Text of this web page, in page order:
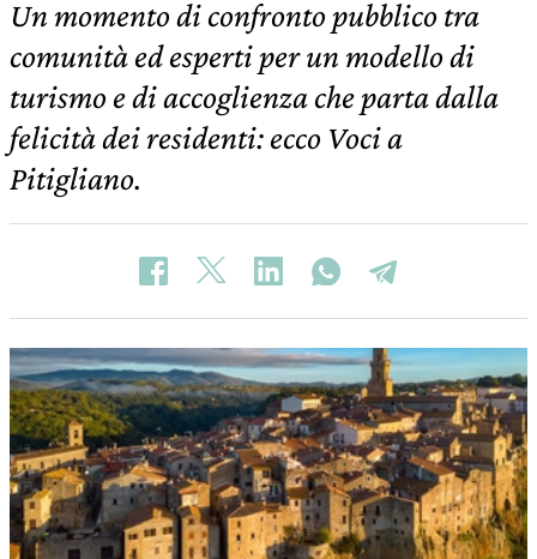
Un momento di confronto pubblico tra
comunità ed esperti per un modello di
turismo e di accoglienza che parta dalla
felicità dei residenti: ecco Voci a
Pitigliano.